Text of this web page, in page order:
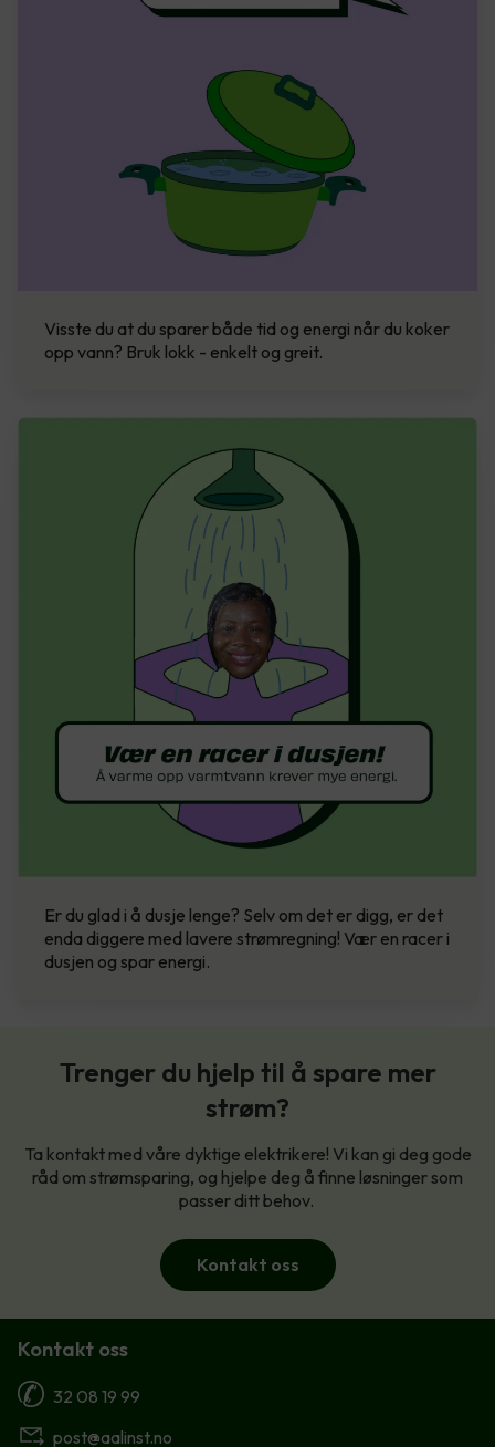
Visste du at du sparer både tid og energi når du koker
opp vann? Bruk lokk - enkelt og greit.
Er du glad i å dusje lenge? Selv om det er digg, er det
enda diggere med lavere strømregning! Vær en racer i
dusjen og spar energi.
Trenger du hjelp til å spare mer
strøm?
Ta kontakt med våre dyktige elektrikere! Vi kan gi deg gode
råd om strømsparing, og hjelpe deg å finne løsninger som
passer ditt behov.
Kontakt oss
Kontakt oss
32 08 19 99
post@aalinst.no